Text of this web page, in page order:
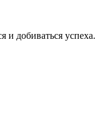
и добиваться успеха.